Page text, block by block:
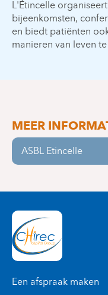
L'Étincelle
bijeenkomsten,
en biedt patiënten
manieren van leven
MEER
ASBL Etincelle
Een afspraak maken